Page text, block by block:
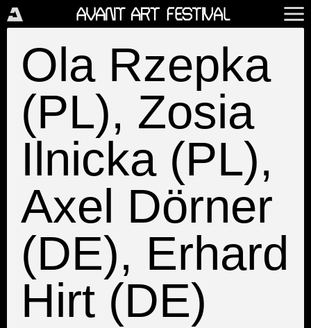
Ola Rzepka
(PL), Zosia
Ilnicka (PL),
Axel Dörner
(DE), Erhard
Hirt (DE)